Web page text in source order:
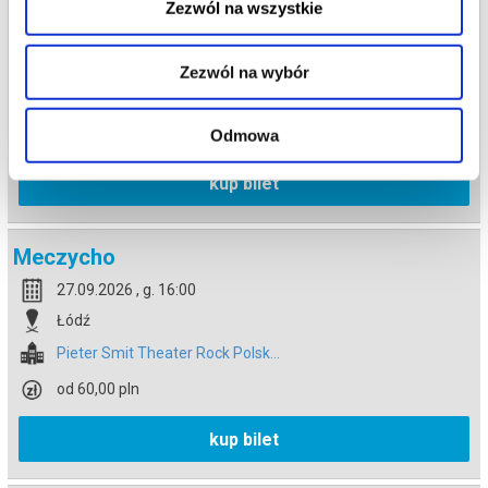
Zezwól na wszystkie
Zezwól na wybór
Odmowa
26.09.2026 , g. 16:00
Pieter Smit Theater Rock Polsk...
kup bilet
Meczycho
27.09.2026 , g. 16:00
Łódź
Pieter Smit Theater Rock Polsk...
od 60,00 pln
kup bilet